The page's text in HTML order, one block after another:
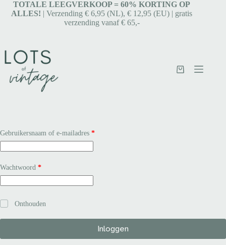
TOTALE LEEGVERKOOP = 60% KORTING OP
ALLES! | Verzending € 6,95 (NL), € 12,95 (EU) | gratis
verzending vanaf € 65,-
Gebruikersnaam of e-mailadres *
Wachtwoord *
Onthouden
Inloggen